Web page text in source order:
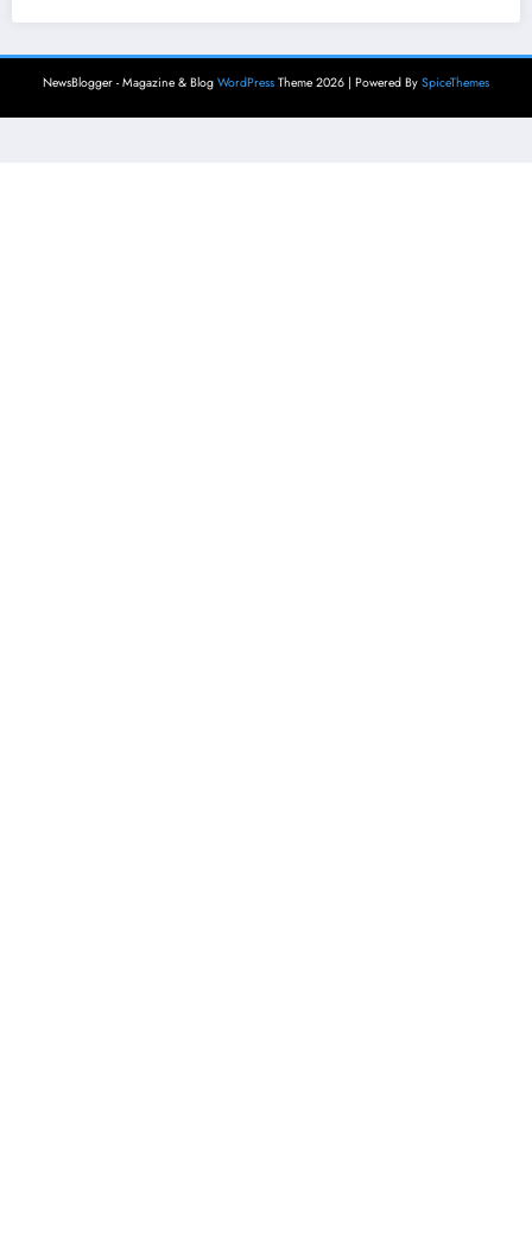
NewsBlogger - Magazine & Blog WordPress Theme 2026 | Powered By SpiceThemes